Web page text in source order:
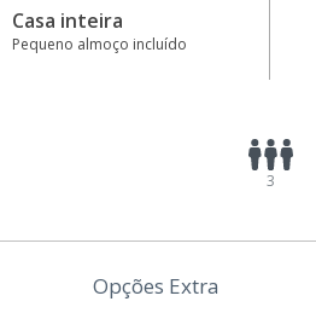
Casa inteira
Pequeno almoço incluído
3
Opções Extra